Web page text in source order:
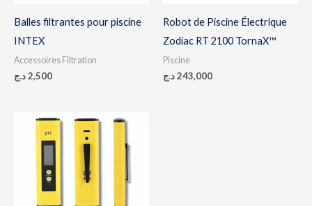
Balles filtrantes pour piscine
INTEX
Accessoires Filtration
2,500د.ج
Robot de Piscine Électrique
Zodiac RT 2100 TornaX™
Piscine
243,000د.ج